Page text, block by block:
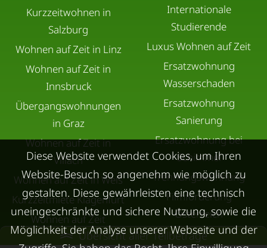
Übersicht aller Teilbeträge
Kurzzeitwohnen in
Salzburg
Wohnen auf Zeit in Linz
Wohnen auf Zeit in
Innsbruck
Übergangswohnungen
in Graz
Wohnen auf Zeit in
Villach
Wohnen auf Zeit in Wels
Kurzzeitmiete Klagenfurt
Wohnen auf Zeit
Dornbirn
Internationale
Studierende
Luxus Wohnen auf Zeit
Ersatzwohnung
Wasserschaden
Ersatzwohnung
Sanierung
Ersatzwohnung bei
Schimmel
Trennungswohnung
Filmförderung
Österreich
Diese Website verwendet Cookies, um Ihren
Website-Besuch so angenehm wie möglich zu
gestalten. Diese gewährleisten eine technisch
uneingeschränkte und sichere Nutzung, sowie die
Möglichkeit der Analyse unserer Webseite und der